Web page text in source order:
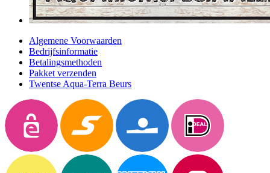
Algemene Voorwaarden
Bedrijfsinformatie
Betalingsmethoden
Pakket verzenden
Twentse Aqua-Terra Beurs